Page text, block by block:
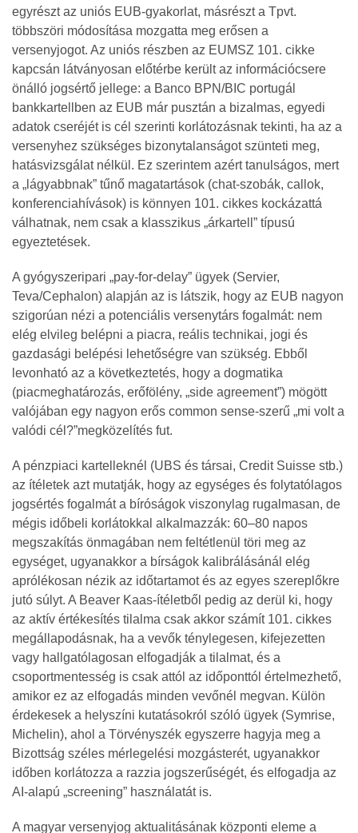
egyrészt az uniós EUB‐gyakorlat, másrészt a Tpvt.
többszöri módosítása mozgatta meg erősen a
versenyjogot. Az uniós részben az EUMSZ 101. cikke
kapcsán látványosan előtérbe került az információcsere
önálló jogsértő jellege: a Banco BPN/BIC portugál
bankkartellben az EUB már pusztán a bizalmas, egyedi
adatok cseréjét is cél szerinti korlátozásnak tekinti, ha az a
versenyhez szükséges bizonytalanságot szünteti meg,
hatásvizsgálat nélkül. Ez szerintem azért tanulságos, mert
a „lágyabbnak” tűnő magatartások (chat-szobák, callok,
konferenciahívások) is könnyen 101. cikkes kockázattá
válhatnak, nem csak a klasszikus „árkartell” típusú
egyeztetések.
A gyógyszeripari „pay‐for‐delay” ügyek (Servier,
Teva/Cephalon) alapján az is látszik, hogy az EUB nagyon
szigorúan nézi a potenciális versenytárs fogalmát: nem
elég elvileg belépni a piacra, reális technikai, jogi és
gazdasági belépési lehetőségre van szükség. Ebből
levonható az a következtetés, hogy a dogmatika
(piacmeghatározás, erőfölény, „side agreement”) mögött
valójában egy nagyon erős common sense-szerű „mi volt a
valódi cél?”megközelítés fut.
A pénzpiaci kartelleknél (UBS és társai, Credit Suisse stb.)
az ítéletek azt mutatják, hogy az egységes és folytatólagos
jogsértés fogalmát a bíróságok viszonylag rugalmasan, de
mégis időbeli korlátokkal alkalmazzák: 60–80 napos
megszakítás önmagában nem feltétlenül töri meg az
egységet, ugyanakkor a bírságok kalibrálásánál elég
aprólékosan nézik az időtartamot és az egyes szereplőkre
jutó súlyt. A Beaver Kaas‐ítéletből pedig az derül ki, hogy
az aktív értékesítés tilalma csak akkor számít 101. cikkes
megállapodásnak, ha a vevők ténylegesen, kifejezetten
vagy hallgatólagosan elfogadják a tilalmat, és a
csoportmentesség is csak attól az időponttól értelmezhető,
amikor ez az elfogadás minden vevőnél megvan. Külön
érdekesek a helyszíni kutatásokról szóló ügyek (Symrise,
Michelin), ahol a Törvényszék egyszerre hagyja meg a
Bizottság széles mérlegelési mozgásterét, ugyanakkor
időben korlátozza a razzia jogszerűségét, és elfogadja az
AI‐alapú „screening” használatát is.
A magyar versenyjog aktualitásának központi eleme a